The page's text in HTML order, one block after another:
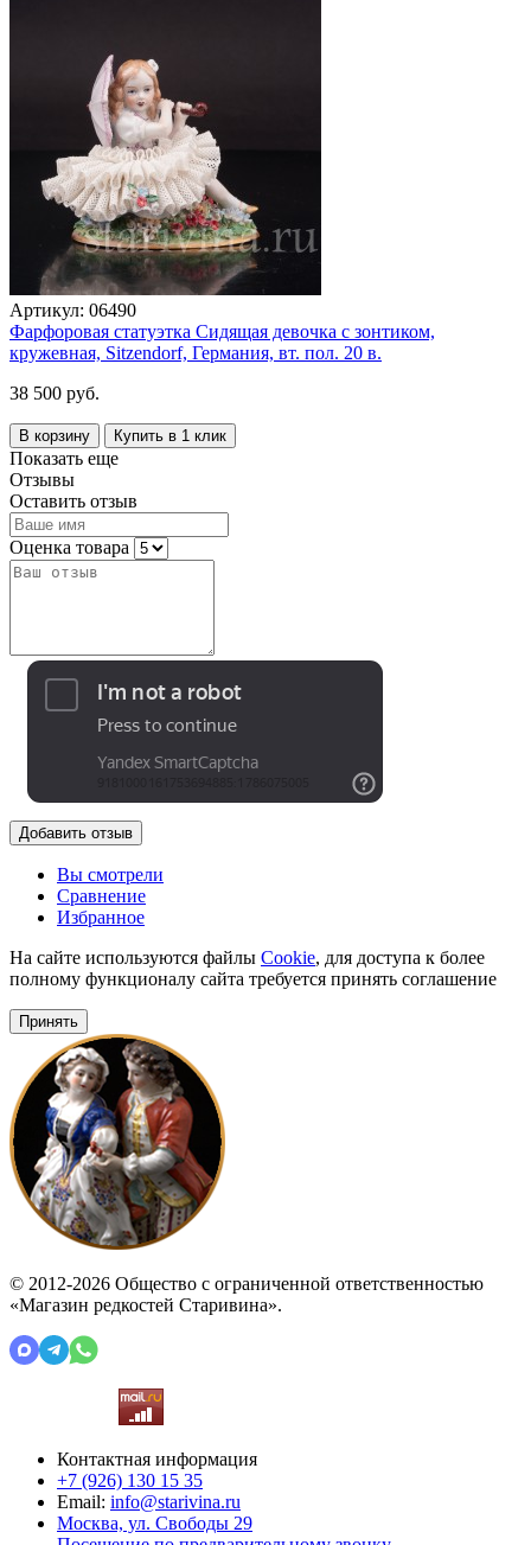
Артикул: 06490
Фарфоровая статуэтка Сидящая девочка с зонтиком,
кружевная, Sitzendorf, Германия, вт. пол. 20 в.
38 500 руб.
В корзину Купить в 1 клик
Показать еще
Отзывы
Оставить отзыв
Оценка товара
Добавить отзыв
Вы смотрели
Сравнение
Избранное
На сайте используются файлы Cookie, для доступа к более
полному функционалу сайта требуется принять соглашение
Принять
© 2012-2026 Общество с ограниченной ответственностью
«Магазин редкостей Старивина».
Контактная информация
+7 (926) 130 15 35
Email: info@starivina.ru
Москва, ул. Свободы 29